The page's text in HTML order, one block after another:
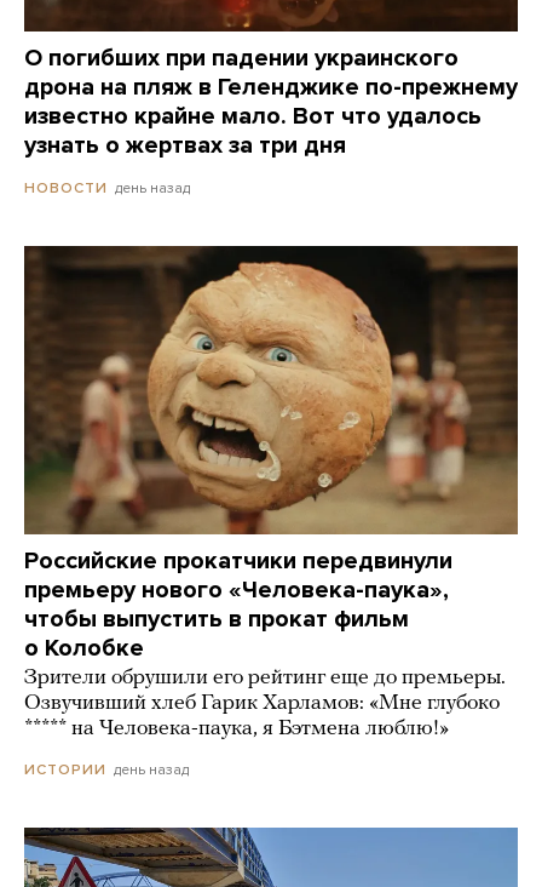
О погибших при падении украинского
дрона на пляж в Геленджике по-прежнему
известно крайне мало. Вот что удалось
узнать о жертвах за три дня
НОВОСТИ день назад
Российские прокатчики передвинули
премьеру нового «Человека-паука»,
чтобы выпустить в прокат фильм
о Колобке
Зрители обрушили его рейтинг еще до премьеры.
Озвучивший хлеб Гарик Харламов: «Мне глубоко
***** на Человека-паука, я Бэтмена люблю!»
ИСТОРИИ день назад